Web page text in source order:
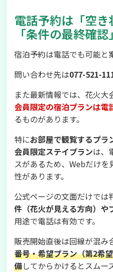
電話予約は「空き
「条件の最終確
宿泊予約は電話でも可能と
問い合わせ先は077-521-
また最新情報では、花火大
会員限定の宿泊プランは電
るものがあります。
特にお部屋で観覧するプラ
会員限定ステイプランは、
スがあるため、Webだけ
性があります。
公式ページの文面だけでは
件（花火が見える方向）や
用途で電話は有効です。
販売開始直後は回線が混み
番号・希望プラン（第2希
備してからかけるとスムー